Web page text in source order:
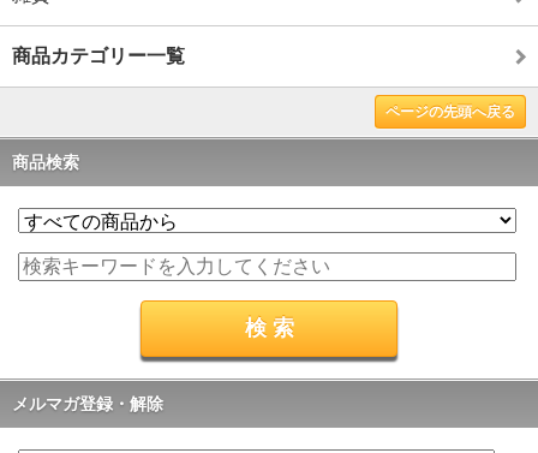
商品カテゴリー一覧
ページの先頭へ戻る
商品検索
メルマガ登録・解除